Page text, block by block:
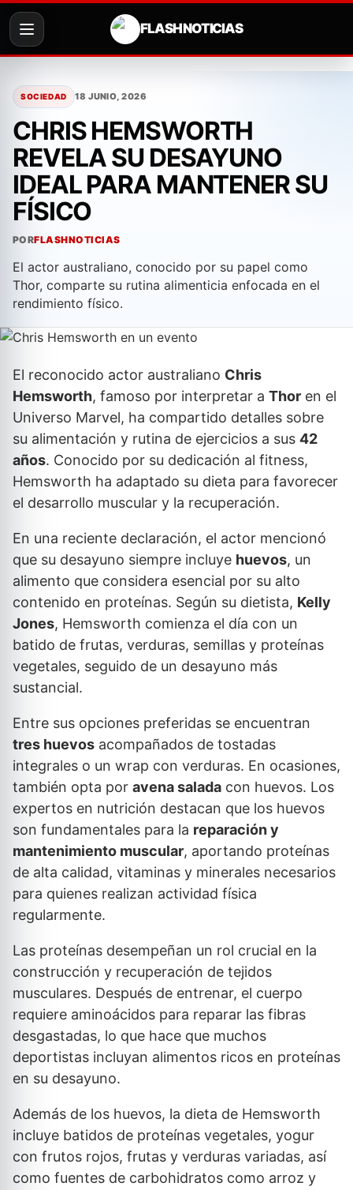
contenido
FLASH NOTICIAS
SOCIEDAD 18 JUNIO, 2026
CHRIS HEMSWORTH
REVELA SU DESAYUNO
IDEAL PARA MANTENER SU
FÍSICO
PORFLASHNOTICIAS
El actor australiano, conocido por su papel como
Thor, comparte su rutina alimenticia enfocada en el
rendimiento físico.
El reconocido actor australiano Chris
Hemsworth, famoso por interpretar a Thor en el
Universo Marvel, ha compartido detalles sobre
su alimentación y rutina de ejercicios a sus 42
años. Conocido por su dedicación al fitness,
Hemsworth ha adaptado su dieta para favorecer
el desarrollo muscular y la recuperación.
En una reciente declaración, el actor mencionó
que su desayuno siempre incluye huevos, un
alimento que considera esencial por su alto
contenido en proteínas. Según su dietista, Kelly
Jones, Hemsworth comienza el día con un
batido de frutas, verduras, semillas y proteínas
vegetales, seguido de un desayuno más
sustancial.
Entre sus opciones preferidas se encuentran
tres huevos acompañados de tostadas
integrales o un wrap con verduras. En ocasiones,
también opta por avena salada con huevos. Los
expertos en nutrición destacan que los huevos
son fundamentales para la reparación y
mantenimiento muscular, aportando proteínas
de alta calidad, vitaminas y minerales necesarios
para quienes realizan actividad física
regularmente.
Las proteínas desempeñan un rol crucial en la
construcción y recuperación de tejidos
musculares. Después de entrenar, el cuerpo
requiere aminoácidos para reparar las fibras
desgastadas, lo que hace que muchos
deportistas incluyan alimentos ricos en proteínas
en su desayuno.
Además de los huevos, la dieta de Hemsworth
incluye batidos de proteínas vegetales, yogur
con frutos rojos, frutas y verduras variadas, así
como fuentes de carbohidratos como arroz y